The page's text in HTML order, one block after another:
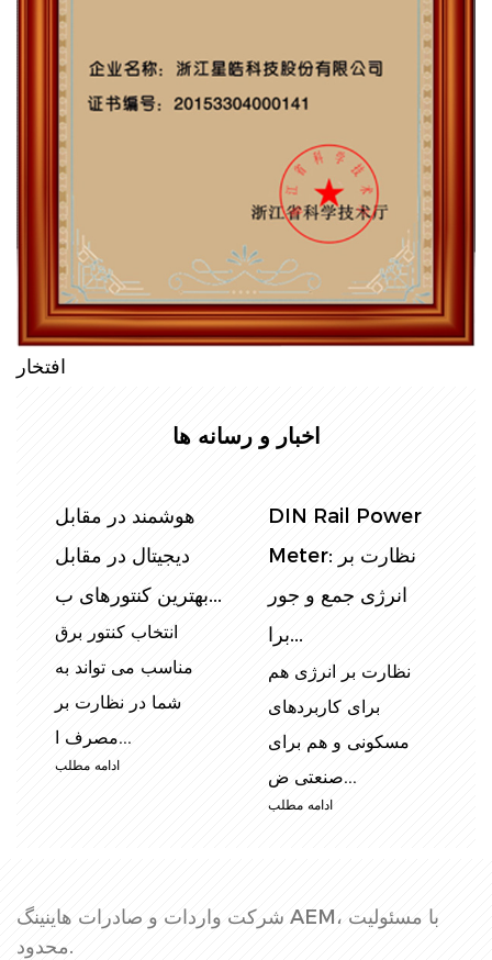
افتخار
اخبار و رسانه ها
کنترل مصرف برق:
انتخاب کنتور انرژی
ریلی DIN ، جزئی...
اندازه گیری دقیق
مصرف انرژی در بخش
های مختلف ، از
تأسیسات...
ادامه مطلب
کنتورهای ریلی تک
فاز دین: نصب ، عیب
یابی و راهنمای...
کنتورهای برقی ریلی
تک فاز DIN به طور
گسترده در کاربردهای
...
شرکت واردات و صادرات هاینینگ AEM، با مسئولیت
محدود.